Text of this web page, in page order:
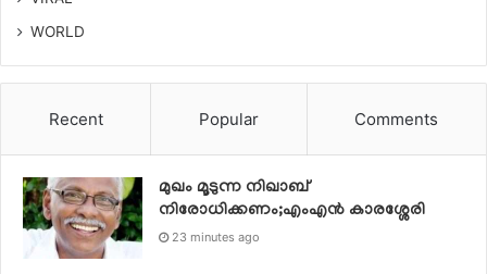
WORLD
Recent Popular Comments
മുഖം മൂടുന്ന നിഖാബ്
നിരോധിക്കണം;എംഎൻ കാരശ്ശേരി
23 minutes ago